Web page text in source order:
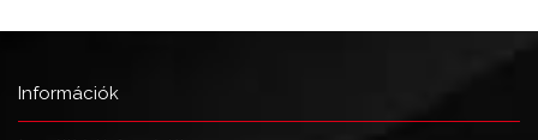
Információk